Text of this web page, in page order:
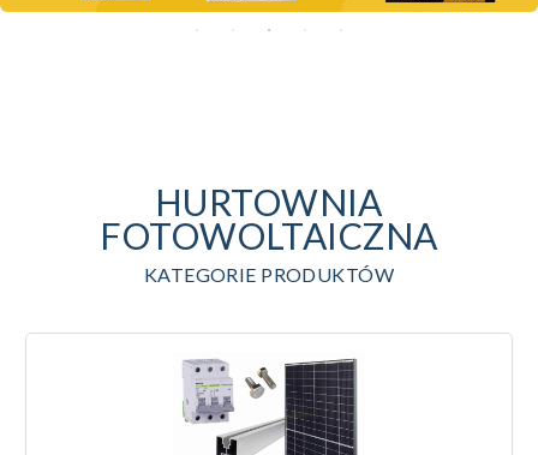
HURTOWNIA
FOTOWOLTAICZNA
KATEGORIE PRODUKTÓW